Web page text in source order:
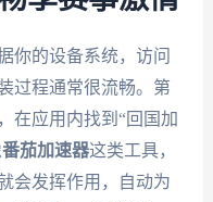
你的设备系统，访问
过程通常很流畅。第
在应用内找到“回国加
番茄加速器这类工具，
会发挥作用，自动为